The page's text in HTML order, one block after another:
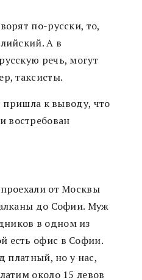
по-русски, то,
А в
речь, могут
таксисты.
пришла к выводу, что
востребован
от Москвы
до Софии. Муж
в одном из
есть офис в Софии.
платный, но у нас,
около 15 левов